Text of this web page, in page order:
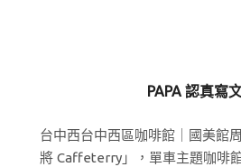
PAPA 認真寫
台中西台中西區咖啡館｜國美館
將 Caffeterry」，單車主題咖啡